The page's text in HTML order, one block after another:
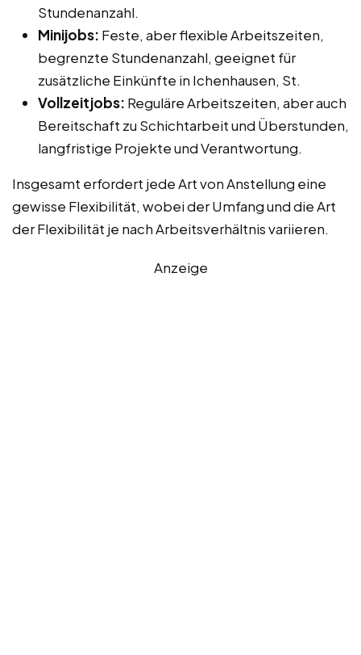
Stundenanzahl.
Minijobs: Feste, aber flexible Arbeitszeiten,
begrenzte Stundenanzahl, geeignet für
zusätzliche Einkünfte in Ichenhausen, St.
Vollzeitjobs: Reguläre Arbeitszeiten, aber auch
Bereitschaft zu Schichtarbeit und Überstunden,
langfristige Projekte und Verantwortung.
Insgesamt erfordert jede Art von Anstellung eine
gewisse Flexibilität, wobei der Umfang und die Art
der Flexibilität je nach Arbeitsverhältnis variieren.
Anzeige